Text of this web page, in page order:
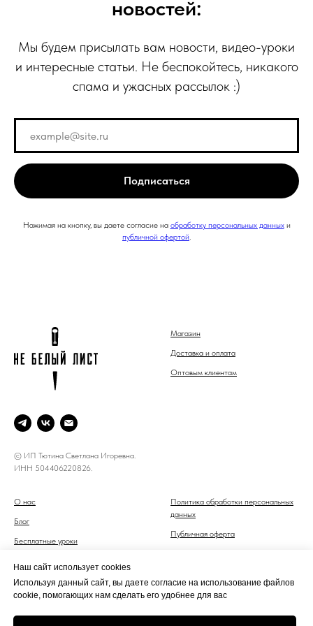
Наш сайт использует cookies
Используя данный сайт, вы даете согласие на использование файлов
cookie, помогающих нам сделать его удобнее для вас
новостей:
Мы будем присылать вам новости, видео-уроки
и интересные статьи. Не беспокойтесь, никакого
спама и ужасных рассылок :)
Подписаться
Нажимая на кнопку, вы даете согласие на обработку персональных данныхи
публичной офертой
© ИП Тютина Светлана Игоревна.
ИНН 504406220826.
Магазин
Доставка и оплата
Оптовым клиентам
О нас
Блог
Бесплатные уроки
Политика обработки персональных
данных
Публичная оферта